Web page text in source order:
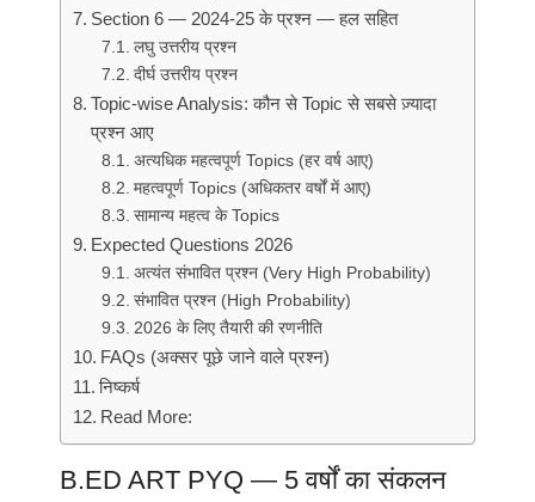
Section 6 — 2024-25 के प्रश्न — हल सहित
लघु उत्तरीय प्रश्न
दीर्घ उत्तरीय प्रश्न
Topic-wise Analysis: कौन से Topic से सबसे ज़्यादा
प्रश्न आए
अत्यधिक महत्वपूर्ण Topics (हर वर्ष आए)
महत्वपूर्ण Topics (अधिकतर वर्षों में आए)
सामान्य महत्व के Topics
Expected Questions 2026
अत्यंत संभावित प्रश्न (Very High Probability)
संभावित प्रश्न (High Probability)
2026 के लिए तैयारी की रणनीति
FAQs (अक्सर पूछे जाने वाले प्रश्न)
निष्कर्ष
Read More:
B.ED ART PYQ — 5 वर्षों का संकलन